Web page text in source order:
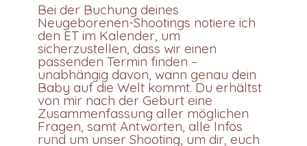
Bei der Buchung deines
Neugeborenen-Shootings notiere ich
den ET im Kalender, um
sicherzustellen, dass wir einen
passenden Termin finden –
unabhängig davon, wann genau dein
Baby auf die Welt kommt. Du erhältst
von mir nach der Geburt eine
Zusammenfassung aller möglichen
Fragen, samt Antworten, alle Infos
rund um unser Shooting, um dir, euch